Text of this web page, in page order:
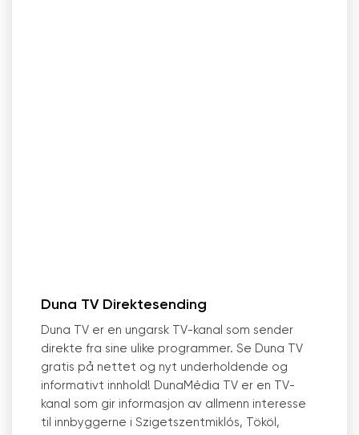
Duna TV Direktesending
Duna TV er en ungarsk TV-kanal som sender
direkte fra sine ulike programmer. Se Duna TV
gratis på nettet og nyt underholdende og
informativt innhold! DunaMédia TV er en TV-
kanal som gir informasjon av allmenn interesse
til innbyggerne i Szigetszentmiklós, Tököl,